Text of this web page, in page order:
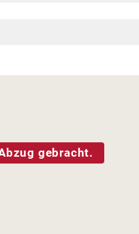
gebracht.